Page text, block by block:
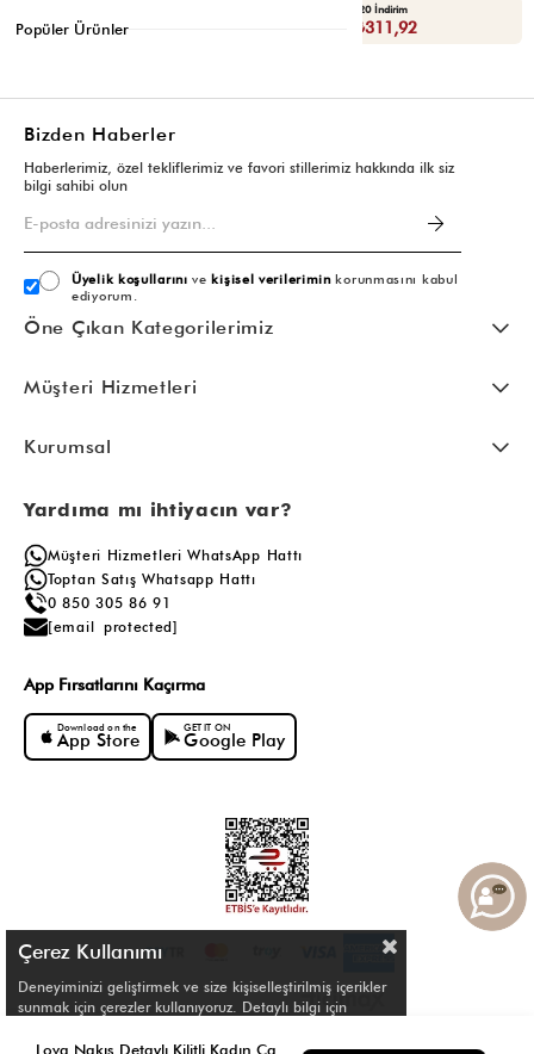
Sepette : ₺119,92
Yaza Özel Ek %20 İndirim
Sepette : ₺311,92
Bizden Haberler
Haberlerimiz, özel tekliflerimiz ve favori stillerimiz hakkında ilk siz
bilgi sahibi olun
Üyelik koşullarını vekişisel verileriminkorunmasını kabul
ediyorum.
Öne Çıkan Kategorilerimiz
Müşteri Hizmetleri
Kurumsal
Yardıma mı ihtiyacın var?
Müşteri Hizmetleri WhatsApp Hattı
Toptan Satış Whatsapp Hattı
0 850 305 86 91
[email protected]
App Fırsatlarını Kaçırma
Download on the
App Store
GET IT ON
Google Play
Çerez Kullanımı
Deneyiminizi geliştirmek ve size kişiselleştirilmiş içerikler
sunmak için çerezler kullanıyoruz. Detaylı bilgi için
Popüler Ürünler